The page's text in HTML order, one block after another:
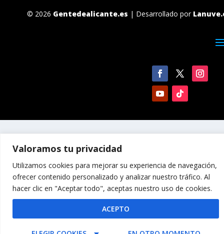
Valoramos tu privacidad
Utilizamos cookies para mejorar su experiencia de navegación,
ofrecer contenido personalizado y analizar nuestro tráfico. Al
hacer clic en "Aceptar todo", aceptas nuestro uso de cookies.
ACEPTO
© 2026 Gentedealicante.es | Desarrollado por